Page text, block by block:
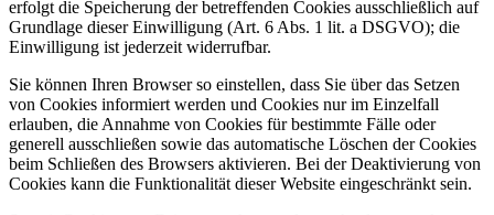
erfolgt die Speicherung der betreffenden Cookies ausschließlich auf
Grundlage dieser Einwilligung (Art. 6 Abs. 1 lit. a DSGVO); die
Einwilligung ist jederzeit widerrufbar.
Sie können Ihren Browser so einstellen, dass Sie über das Setzen
von Cookies informiert werden und Cookies nur im Einzelfall
erlauben, die Annahme von Cookies für bestimmte Fälle oder
generell ausschließen sowie das automatische Löschen der Cookies
beim Schließen des Browsers aktivieren. Bei der Deaktivierung von
Cookies kann die Funktionalität dieser Website eingeschränkt sein.